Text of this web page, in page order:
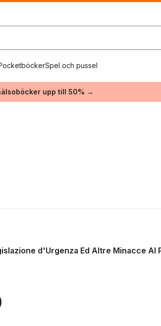
Spel och pussel
upp till 50% →
d'Urgenza Ed Altre Minacce Al